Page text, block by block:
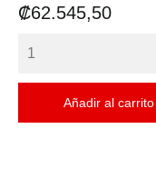
Precio
₡62.545,50
Añadir al carrito